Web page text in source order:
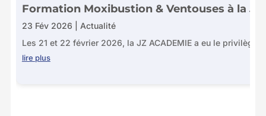
Formation Moxibustion & Ventouses à la
23 Fév 2026
Actualité
Les 21 et 22 février 2026, la JZ ACADEMIE a eu le privilège
lire plus